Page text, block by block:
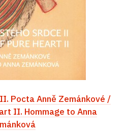
Pocta Anně Zemánkové /
II. Hommage to Anna